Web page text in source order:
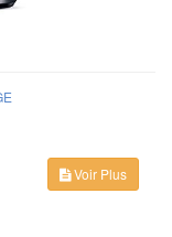
Voir Plus